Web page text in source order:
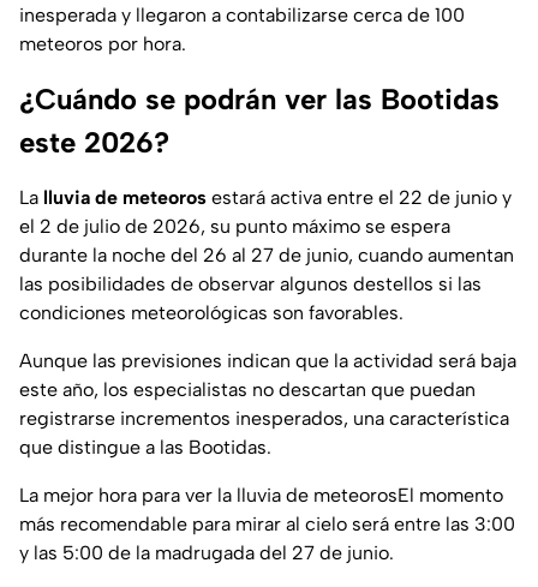
inesperada y llegaron a contabilizarse cerca de 100
meteoros por hora.
¿Cuándo se podrán ver las Bootidas
este 2026?
La lluvia de meteoros estará activa entre el 22 de junio y
el 2 de julio de 2026, su punto máximo se espera
durante la noche del 26 al 27 de junio, cuando aumentan
las posibilidades de observar algunos destellos si las
condiciones meteorológicas son favorables.
Aunque las previsiones indican que la actividad será baja
este año, los especialistas no descartan que puedan
registrarse incrementos inesperados, una característica
que distingue a las Bootidas.
La mejor hora para ver la lluvia de meteorosEl momento
más recomendable para mirar al cielo será entre las 3:00
y las 5:00 de la madrugada del 27 de junio.